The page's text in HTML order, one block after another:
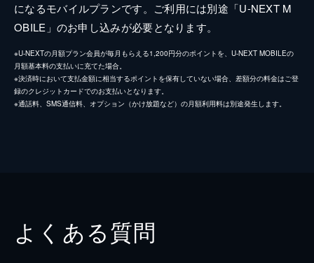
になるモバイルプランです。ご利用には別途「U-NEXT M
OBILE」のお申し込みが必要となります。
※U-NEXTの月額プラン会員が毎月もらえる1,200円分のポイントを、U-NEXT MOBILEの
月額基本料の支払いに充てた場合。
※決済時において支払金額に相当するポイントを保有していない場合、差額分の料金はご登
録のクレジットカードでのお支払いとなります。
※通話料、SMS通信料、オプション（かけ放題など）の月額利用料は別途発生します。
よくある質問